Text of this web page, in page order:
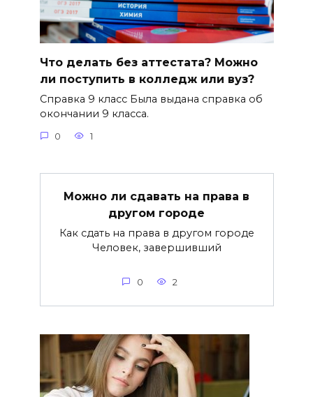
Что делать без аттестата? Можно
ли поступить в колледж или вуз?
Справка 9 класс Была выдана справка об
окончании 9 класса.
0 1
Можно ли сдавать на права в
другом городе
Как сдать на права в другом городе
Человек, завершивший
0 2